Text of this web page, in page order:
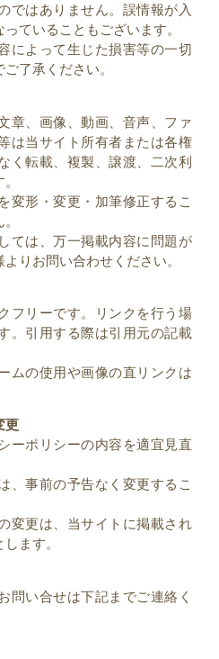
ではありません。誤情報が入
ていることもございます。
によって生じた損害等の一切
了承ください。
章、画像、動画、音声、ファ
は当サイト所有者または各権
く転載、複製、譲渡、二次利
変形・変更・加筆修正するこ
ては、万一掲載内容に問題が
りお問い合わせください。
フリーです。リンクを行う場
。引用する際は引用元の記載
ムの使用や画像の直リンクは
更
ーポリシーの内容を適宜見直
、事前の予告なく変更するこ
変更は、当サイトに掲載され
ます。
問い合せは下記までご連絡く